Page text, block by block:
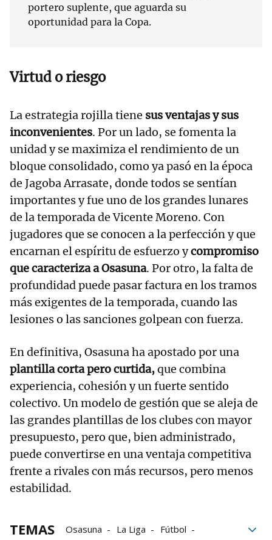
portero suplente, que aguarda su
oportunidad para la Copa.
Virtud o riesgo
La estrategia rojilla tiene sus ventajas y sus
inconvenientes. Por un lado, se fomenta la
unidad y se maximiza el rendimiento de un
bloque consolidado, como ya pasó en la época
de Jagoba Arrasate, donde todos se sentían
importantes y fue uno de los grandes lunares
de la temporada de Vicente Moreno. Con
jugadores que se conocen a la perfección y que
encarnan el espíritu de esfuerzo ycompromiso
que caracteriza a Osasuna. Por otro, la falta de
profundidad puede pasar factura en los tramos
más exigentes de la temporada, cuando las
lesiones o las sanciones golpean con fuerza.
En definitiva, Osasuna ha apostado por una
plantilla corta pero curtida,que combina
experiencia, cohesión y un fuerte sentido
colectivo. Un modelo de gestión que se aleja de
las grandes plantillas de los clubes con mayor
presupuesto, pero que, bien administrado,
puede convertirse en una ventaja competitiva
frente a rivales con más recursos, pero menos
estabilidad.
TEMAS Osasuna La Liga Fútbol